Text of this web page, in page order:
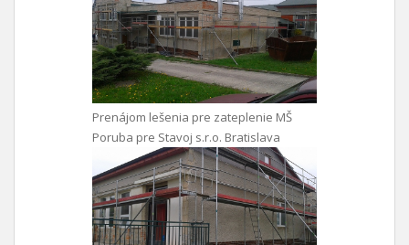
Prenájom lešenia pre zateplenie MŠ
Poruba pre Stavoj s.r.o. Bratislava